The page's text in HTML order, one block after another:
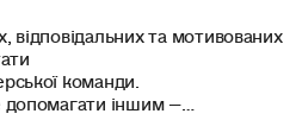
відповідальних та мотивованих
команди.
іншим —…